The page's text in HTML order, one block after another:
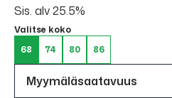
Sis. alv 25.5%
Valitse koko
68
74 80 86
Myymäläsaatavuus